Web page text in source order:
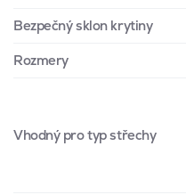
Bezpečný sklon krytiny
Rozmery
Vhodný pro typ střechy